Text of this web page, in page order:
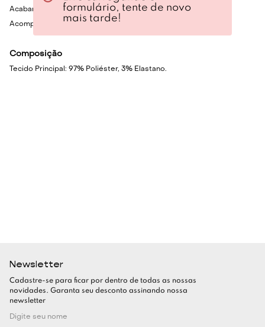
Acabamento canelado
Acompanha faixa de amarração
Composição
Tecido Principal: 97% Poliéster, 3% Elastano.
Newsletter
Cadastre-se para ficar por dentro de todas as nossas
novidades. Garanta seu desconto assinando nossa
newsletter
formulário, tente de novo
mais tarde!